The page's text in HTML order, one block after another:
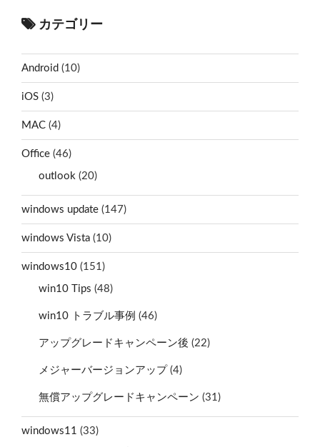
カテゴリー
Android (10)
iOS (3)
MAC (4)
Office (46)
outlook (20)
windows update (147)
windows Vista (10)
windows10 (151)
win10 Tips (48)
win10 トラブル事例 (46)
アップグレードキャンペーン後 (22)
メジャーバージョンアップ (4)
無償アップグレードキャンペーン (31)
windows11 (33)